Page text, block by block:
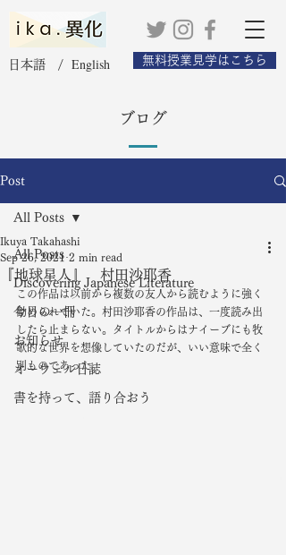
日本語 / English 無料授業見学はこちら
ブログ
Post
All Posts
Discovering Japanese Literature
今日の一冊
お知らせ
オーウェル日誌
書を持って、語り合おう
All Posts
『地球星人』 村田沙耶香
Ikuya Takahashi
Sep 26, 2021 2 min read
この作品は以前から複数の友人から読むように強く
勧められていた。村田沙耶香の作品は、一度読み出
したら止まらない。タイトルからはナイーブにも牧
歌的な世界を想像していたのだが、いい意味で全く
別ものであった。